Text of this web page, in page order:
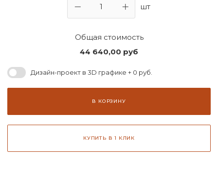
шт
Общая стоимость
44 640,00 руб
Дизайн-проект в 3D графике + 0 руб.
В КОРЗИНУ
КУПИТЬ В 1 КЛИК